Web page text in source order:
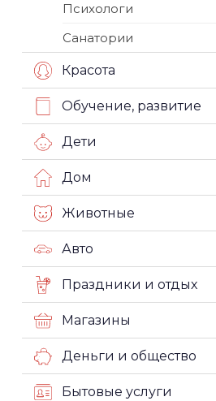
Психологи
Санатории
Красота
Обучение, развитие
Дети
Дом
Животные
Авто
Праздники и отдых
Магазины
Деньги и общество
Бытовые услуги